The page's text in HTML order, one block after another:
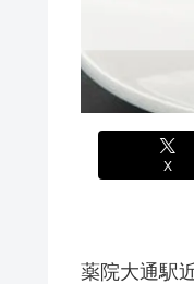
X
薬院大通駅